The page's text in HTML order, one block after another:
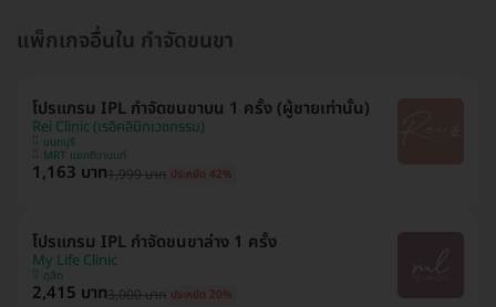
แพ็กเกจอื่นใน กำจัดขนขา
โปรแกรม IPL กำจัดขนขาบน 1 ครั้ง (ผู้ชายเท่านั้น)
Rei Clinic (เรอิคลินิกเวชกรรม)
นนทบุรี
MRT แยกติวานนท์
1,163 บาท1,999 บาท ประหยัด 42%
โปรแกรม IPL กำจัดขนขาล่าง 1 ครั้ง
My Life Clinic
ดุสิต
2,415 บาท3,000 บาท ประหยัด 20%